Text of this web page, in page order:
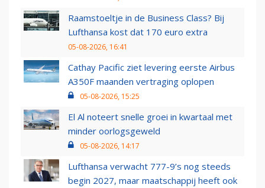
Raamstoeltje in de Business Class? Bij
Lufthansa kost dat 170 euro extra
05-08-2026, 16:41
Cathay Pacific ziet levering eerste Airbus
A350F maanden vertraging oplopen
05-08-2026, 15:25
El Al noteert snelle groei in kwartaal met
minder oorlogsgeweld
05-08-2026, 14:17
Lufthansa verwacht 777-9’s nog steeds
begin 2027, maar maatschappij heeft ook